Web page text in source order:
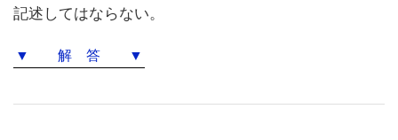
記述してはならない。
▼ 解 答 ▼